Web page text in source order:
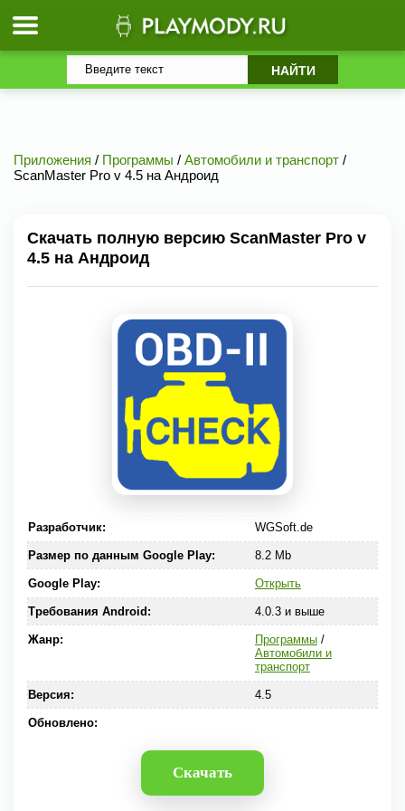
Приложения / Программы / Автомобили и транспорт /
ScanMaster Pro v 4.5 на Андроид
Скачать полную версию ScanMaster Pro v
4.5 на Андроид
Разработчик: WGSoft.de
Размер по данным Google Play: 8.2 Mb
Google Play: Открыть
Требования Android: 4.0.3 и выше
Жанр: Программы/
Автомобили и
транспорт
Версия: 4.5
Обновлено:
Скачать